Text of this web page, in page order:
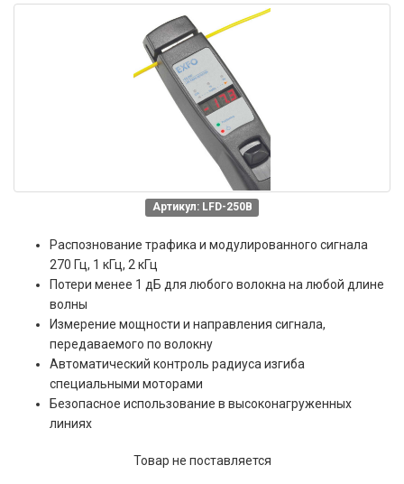
Артикул: LFD-250B
Распознование трафика и модулированного сигнала
270 Гц, 1 кГц, 2 кГц
Потери менее 1 дБ для любого волокна на любой длине
волны
Измерение мощности и направления сигнала,
передаваемого по волокну
Автоматический контроль радиуса изгиба
специальными моторами
Безопасное использование в высоконагруженных
линиях
Товар не поставляется